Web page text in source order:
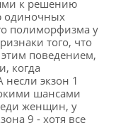
к решению
одиночных
полиморфизма у
того, что
поведением,
когда
экзон 1
шансами
женщин, у
9 - хотя все